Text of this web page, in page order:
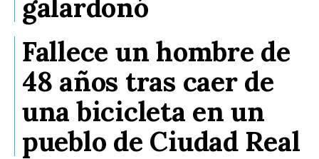
galardonó
Fallece un hombre de
48 años tras caer de
una bicicleta en un
pueblo de Ciudad Real